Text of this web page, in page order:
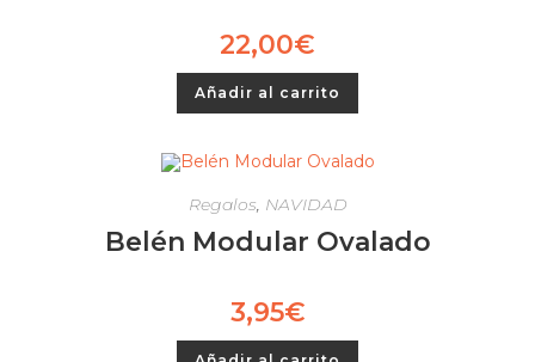
22,00€
Añadir al carrito
Regalos, NAVIDAD
Belén Modular Ovalado
3,95€